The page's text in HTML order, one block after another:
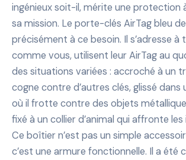
ingénieux soit-il, mérite une protection
sa mission. Le porte-clés AirTag bleu
précisément à ce besoin. Il s’adresse à
comme vous, utilisent leur AirTag au
des situations variées : accroché à un
cogne contre d’autres clés, glissé dans
où il frotte contre des objets
fixé à un collier d’animal qui affronte
Ce boîtier n’est pas un simple
c’est une armure fonctionnelle. Il a été